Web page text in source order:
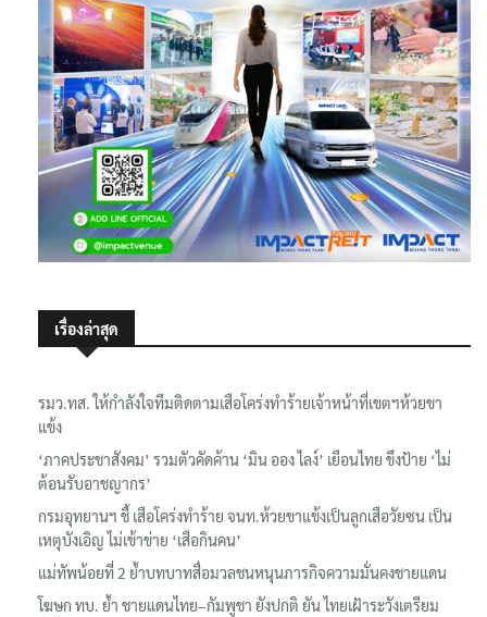
เรื่องล่าสุด
รมว.ทส. ให้กำลังใจทีมติดตามเสือโคร่งทำร้ายเจ้าหน้าที่เขตฯห้วยขา
แข้ง
‘ภาคประชาสังคม’ รวมตัวคัดค้าน ‘มิน ออง ไลง์’ เยือนไทย ขึงป้าย ‘ไม่
ต้อนรับอาชญากร’
กรมอุทยานฯ ชี้ เสือโคร่งทำร้าย จนท.ห้วยขาแข้งเป็นลูกเสือวัยซน เป็น
เหตุบังเอิญ ไม่เข้าข่าย ‘เสือกินคน’
แม่ทัพน้อยที่ 2 ย้ำบทบาทสื่อมวลชนหนุนภารกิจความมั่นคงชายแดน
โฆษก ทบ. ย้ำ ชายแดนไทย–กัมพูชา ยังปกติ ยัน ไทยเฝ้าระวังเตรียม